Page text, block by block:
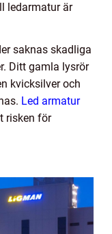
ledarmatur är
saknas skadliga
Ditt gamla lysrör
kvicksilver och
Led armatur
risken för